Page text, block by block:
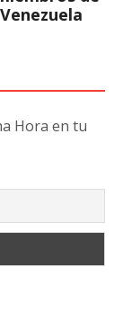
Hora en tu